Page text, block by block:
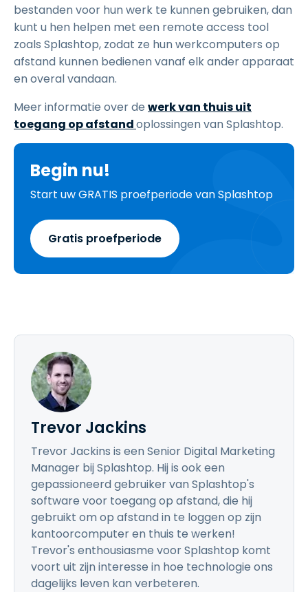
bestanden voor hun werk te kunnen gebruiken, dan
kunt u hen helpen met een remote access tool
zoals Splashtop, zodat ze hun werkcomputers op
afstand kunnen bedienen vanaf elk ander apparaat
en overal vandaan.
Meer informatie over de werk van thuis uit
toegang op afstandoplossingen van Splashtop.
Begin nu!
Start uw GRATIS proefperiode van Splashtop
Gratis proefperiode
Trevor Jackins
Trevor Jackins is een Senior Digital Marketing
Manager bij Splashtop. Hij is ook een
gepassioneerd gebruiker van Splashtop's
software voor toegang op afstand, die hij
gebruikt om op afstand in te loggen op zijn
kantoorcomputer en thuis te werken!
Trevor's enthousiasme voor Splashtop komt
voort uit zijn interesse in hoe technologie ons
dagelijks leven kan verbeteren.